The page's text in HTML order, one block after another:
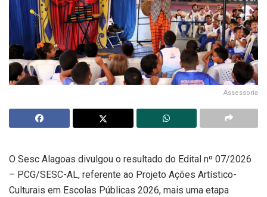
Assessoria
O Sesc Alagoas divulgou o resultado do Edital nº 07/2026
– PCG/SESC-AL, referente ao Projeto Ações Artístico-
Culturais em Escolas Públicas 2026, mais uma etapa